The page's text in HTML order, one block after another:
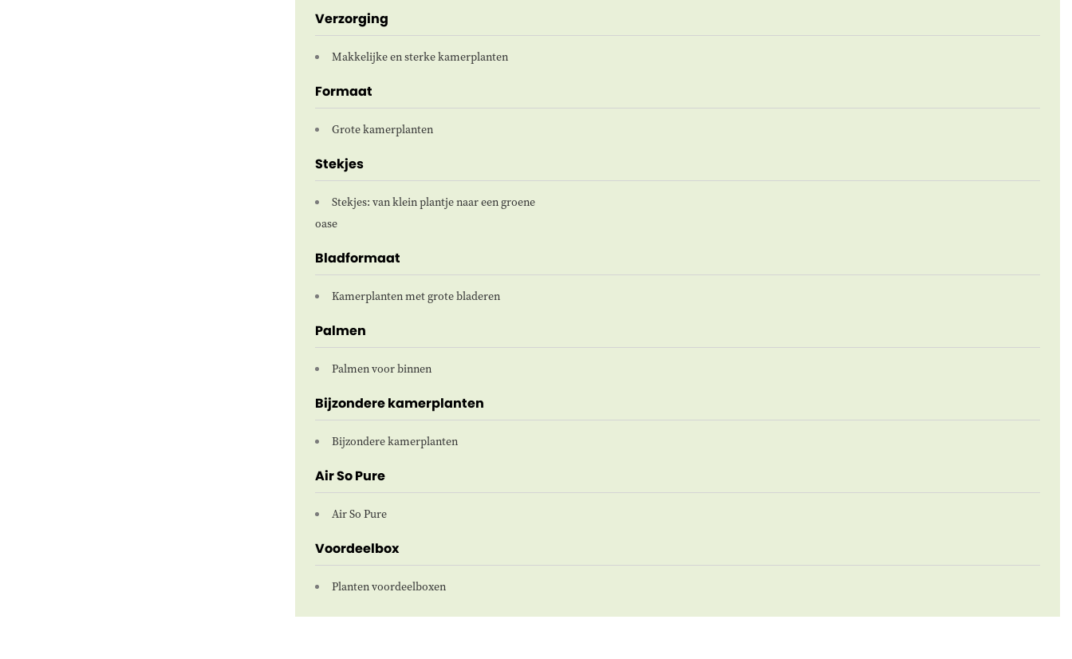
Verzorging
Makkelijke en sterke kamerplanten
Formaat
Grote kamerplanten
Stekjes
Stekjes: van klein plantje naar een groene
oase
Bladformaat
Kamerplanten met grote bladeren
Palmen
Palmen voor binnen
Bijzondere kamerplanten
Bijzondere kamerplanten
Air So Pure
Air So Pure
Voordeelbox
Planten voordeelboxen